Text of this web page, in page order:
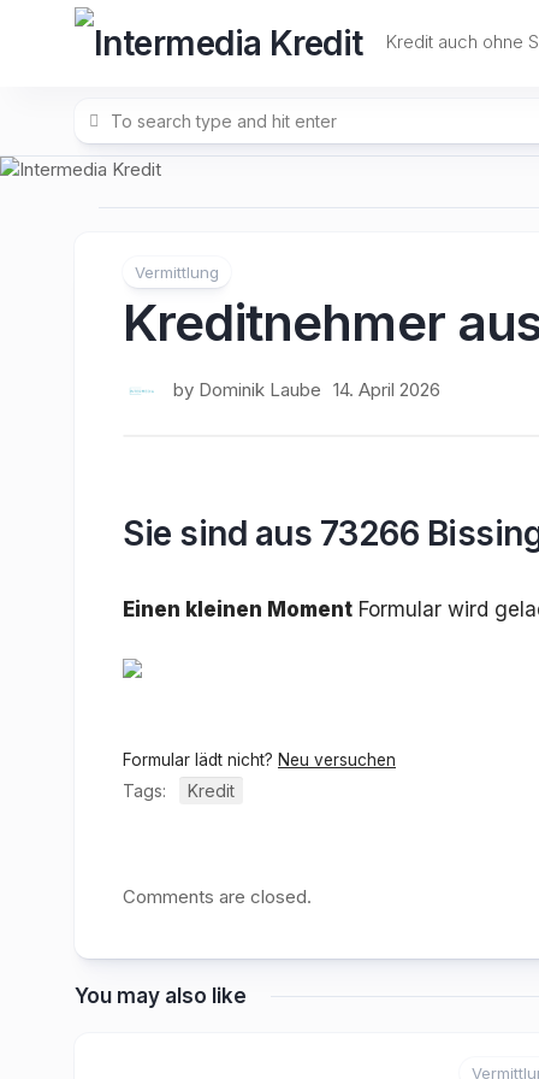
Kredit auch ohne
Vermittlung
Kreditnehmer
by Dominik Laube 14. April 2026
Sie sind aus 73266
Einen kleinen Moment Formular wird
Formular lädt nicht? Neu versuchen
Tags: Kredit
Comments are closed.
You may also like